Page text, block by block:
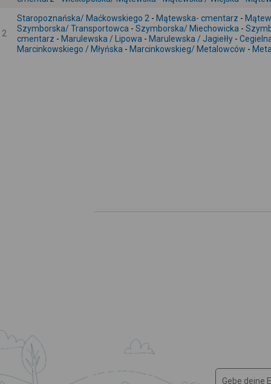
2
Staropoznańska/ Maćkowskiego 2 - Mątewska- cmentarz -
Szymborska/ Transportowca - Szymborska/ Miechowicka -
cmentarz - Marulewska / Lipowa - Marulewska / Jagiełły -
Marcinkowskiego / Młyńska - Marcinkowskieg/ Metalowców -